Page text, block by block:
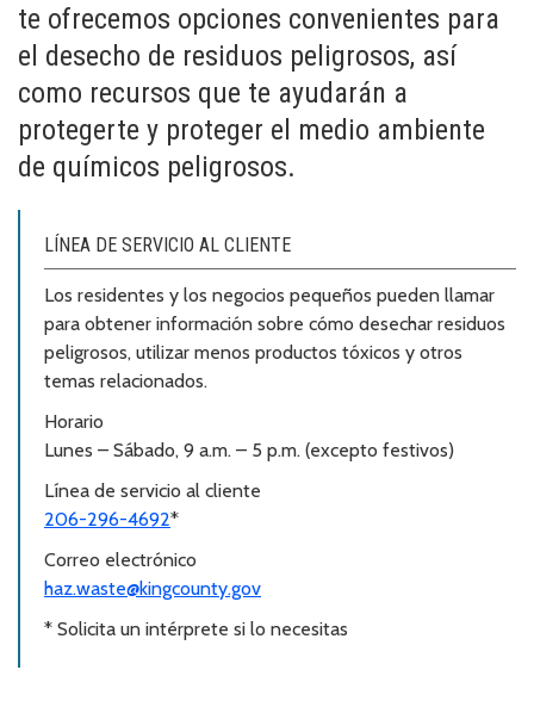
te ofrecemos opciones convenientes para
el desecho de residuos peligrosos, así
como recursos que te ayudarán a
protegerte y proteger el medio ambiente
de químicos peligrosos.
LÍNEA DE SERVICIO AL CLIENTE
Los residentes y los negocios pequeños pueden llamar
para obtener información sobre cómo desechar residuos
peligrosos, utilizar menos productos tóxicos y otros
temas relacionados.
Horario
Lunes – Sábado, 9 a.m. – 5 p.m. (excepto festivos)
Línea de servicio al cliente
206-296-4692*
Correo electrónico
haz.waste@kingcounty.gov
* Solicita un intérprete si lo necesitas